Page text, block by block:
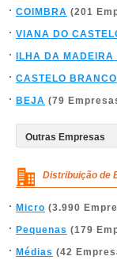
COIMBRA (201
VIANA DO
ILHA DA
CASTELO BRANCO
BEJA (79
Distribuição de
Micro (3.990
Pequenas (179
Médias (42